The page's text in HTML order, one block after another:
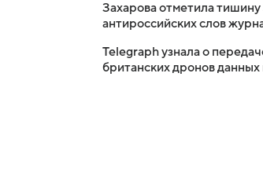
Захарова отметила
антироссийских слов
Telegraph узнала о
британских дронов данных